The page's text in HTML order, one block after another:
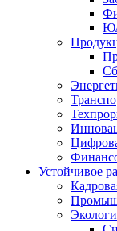
Устойчивое